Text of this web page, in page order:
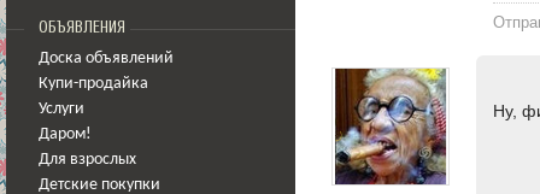
ОБЪЯВЛЕНИЯ
Доска объявлений
Купи-продайка
Услуги
Даром!
Для взрослых
Детские покупки
Ну,